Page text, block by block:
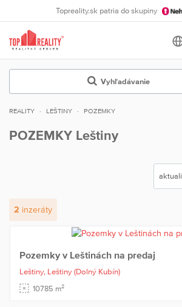
Topreality.sk patria do skupiny
Vyhľadávanie
REALITY LEŠTINY POZEMKY
POZEMKY Leštiny
2 inzeráty
Pozemky v Leštinách na predaj
Leštiny, Leštiny (Dolný Kubín)
10785 m2